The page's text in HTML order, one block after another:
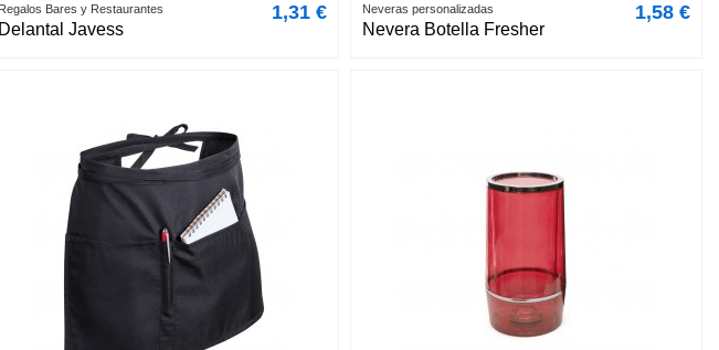
Regalos Bares y Restaurantes
Delantal Javess
1,31 € Neveras personalizadas
Nevera Botella Fresher
1,58 €